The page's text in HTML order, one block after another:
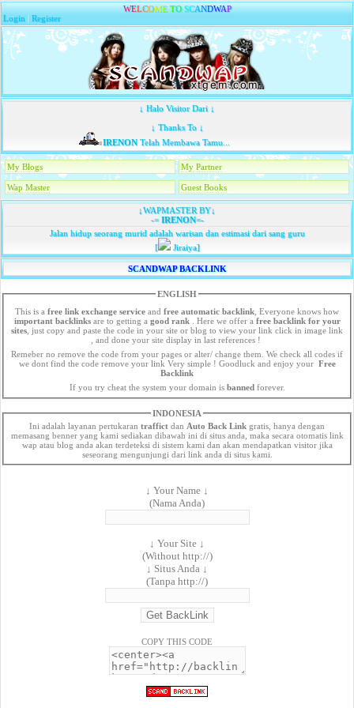
WELCOME TO SCANDWAP
Login |Register
↓ Halo Visitor Dari ↓
↓ Thanks To ↓
IRENONTelah Membawa Tamu...
My Blogs My Partner
Wap Master Guest Books
↓WAPMASTER BY↓
-=IRENON=-
Jalan hidup seorang murid adalah warisan dan estimasi dari sang guru
[
Jiraiya]
SCANDWAP BACKLINK
ENGLISH
This is a free link exchange service and free automatic backlink , Everyone knows how
important backlinksare to getting a good rank. Here we offer a free backlink for your
sites , just copy and paste the code in your site or blog to view your link click in image link
, and done your site display in last references !
Remeber no remove the code from your pages or alter/ change them. We check all codes if
we dont find the code remove your link Very simple ! Goodluck and enjoy your Free
Backlink
If you try cheat the system your domain is bannedforever.
INDONESIA
Ini adalah layanan pertukaran traffict dan Auto Back Link gratis, hanya dengan
memasang benner yang kami sediakan dibawah ini di situs anda, maka secara otomatis link
wap atau blog anda akan terdeteksi di sistem kami dan akan mendapatkan visitor jika
seseorang mengunjungi dari link anda di situs kami.
↓ Your Name ↓
(Nama Anda)
↓ Your Site ↓
(Without http://)
↓ Situs Anda ↓
(Tanpa http://)
COPY THIS CODE